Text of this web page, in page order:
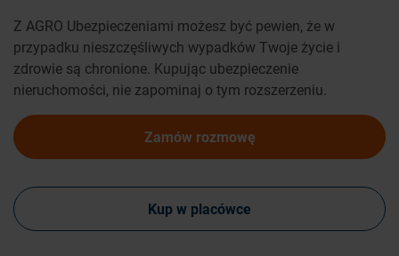
Z AGRO Ubezpieczeniami możesz być pewien, że w
przypadku nieszczęśliwych wypadków Twoje życie i
zdrowie są chronione. Kupując ubezpieczenie
nieruchomości, nie zapominaj o tym rozszerzeniu.
Zamów rozmowę
Kup w placówce